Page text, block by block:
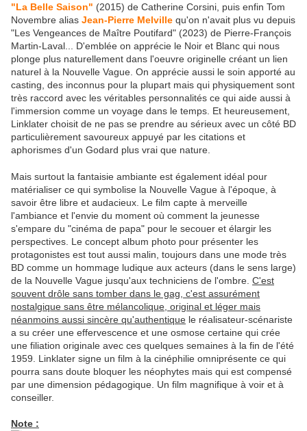
"La Belle Saison" (2015) de Catherine Corsini, puis enfin Tom
Novembre alias Jean-Pierre Melville qu'on n'avait plus vu depuis
"Les Vengeances de Maître Poutifard" (2023) de Pierre-François
Martin-Laval... D'emblée on apprécie le Noir et Blanc qui nous
plonge plus naturellement dans l'oeuvre originelle créant un lien
naturel à la Nouvelle Vague. On apprécie aussi le soin apporté au
casting, des inconnus pour la plupart mais qui physiquement sont
très raccord avec les véritables personnalités ce qui aide aussi à
l'immersion comme un voyage dans le temps. Et heureusement,
Linklater choisit de ne pas se prendre au sérieux avec un côté BD
particulièrement savoureux appuyé par les citations et
aphorismes d'un Godard plus vrai que nature.
Mais surtout la fantaisie ambiante est également idéal pour
matérialiser ce qui symbolise la Nouvelle Vague à l'époque, à
savoir être libre et audacieux. Le film capte à merveille
l'ambiance et l'envie du moment où comment la jeunesse
s'empare du "cinéma de papa" pour le secouer et élargir les
perspectives. Le concept album photo pour présenter les
protagonistes est tout aussi malin, toujours dans une mode très
BD comme un hommage ludique aux acteurs (dans le sens large)
de la Nouvelle Vague jusqu'aux techniciens de l'ombre. C'est
souvent drôle sans tomber dans le gag, c'est assurément
nostalgique sans être mélancolique, original et léger mais
néanmoins aussi sincère qu'authentique le réalisateur-scénariste
a su créer une effervescence et une osmose certaine qui crée
une filiation originale avec ces quelques semaines à la fin de l'été
1959. Linklater signe un film à la cinéphilie omniprésente ce qui
pourra sans doute bloquer les néophytes mais qui est compensé
par une dimension pédagogique. Un film magnifique à voir et à
conseiller.
Note :